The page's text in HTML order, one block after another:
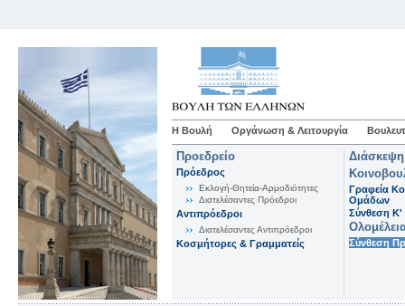
Η Βουλή Οργάνωση & Λειτουργία
Προεδρείο
Πρόεδρος
Εκλογή-Θητεία-Αρμοδιότητες
Διατελέσαντες Πρόεδροι
Αντιπρόεδροι
Διατελέσαντες Αντιπρόεδροι
Κοσμήτορες & Γραμματείς
Γραφεία
Ομάδων
Σύνθεση K'
Σύνθεση